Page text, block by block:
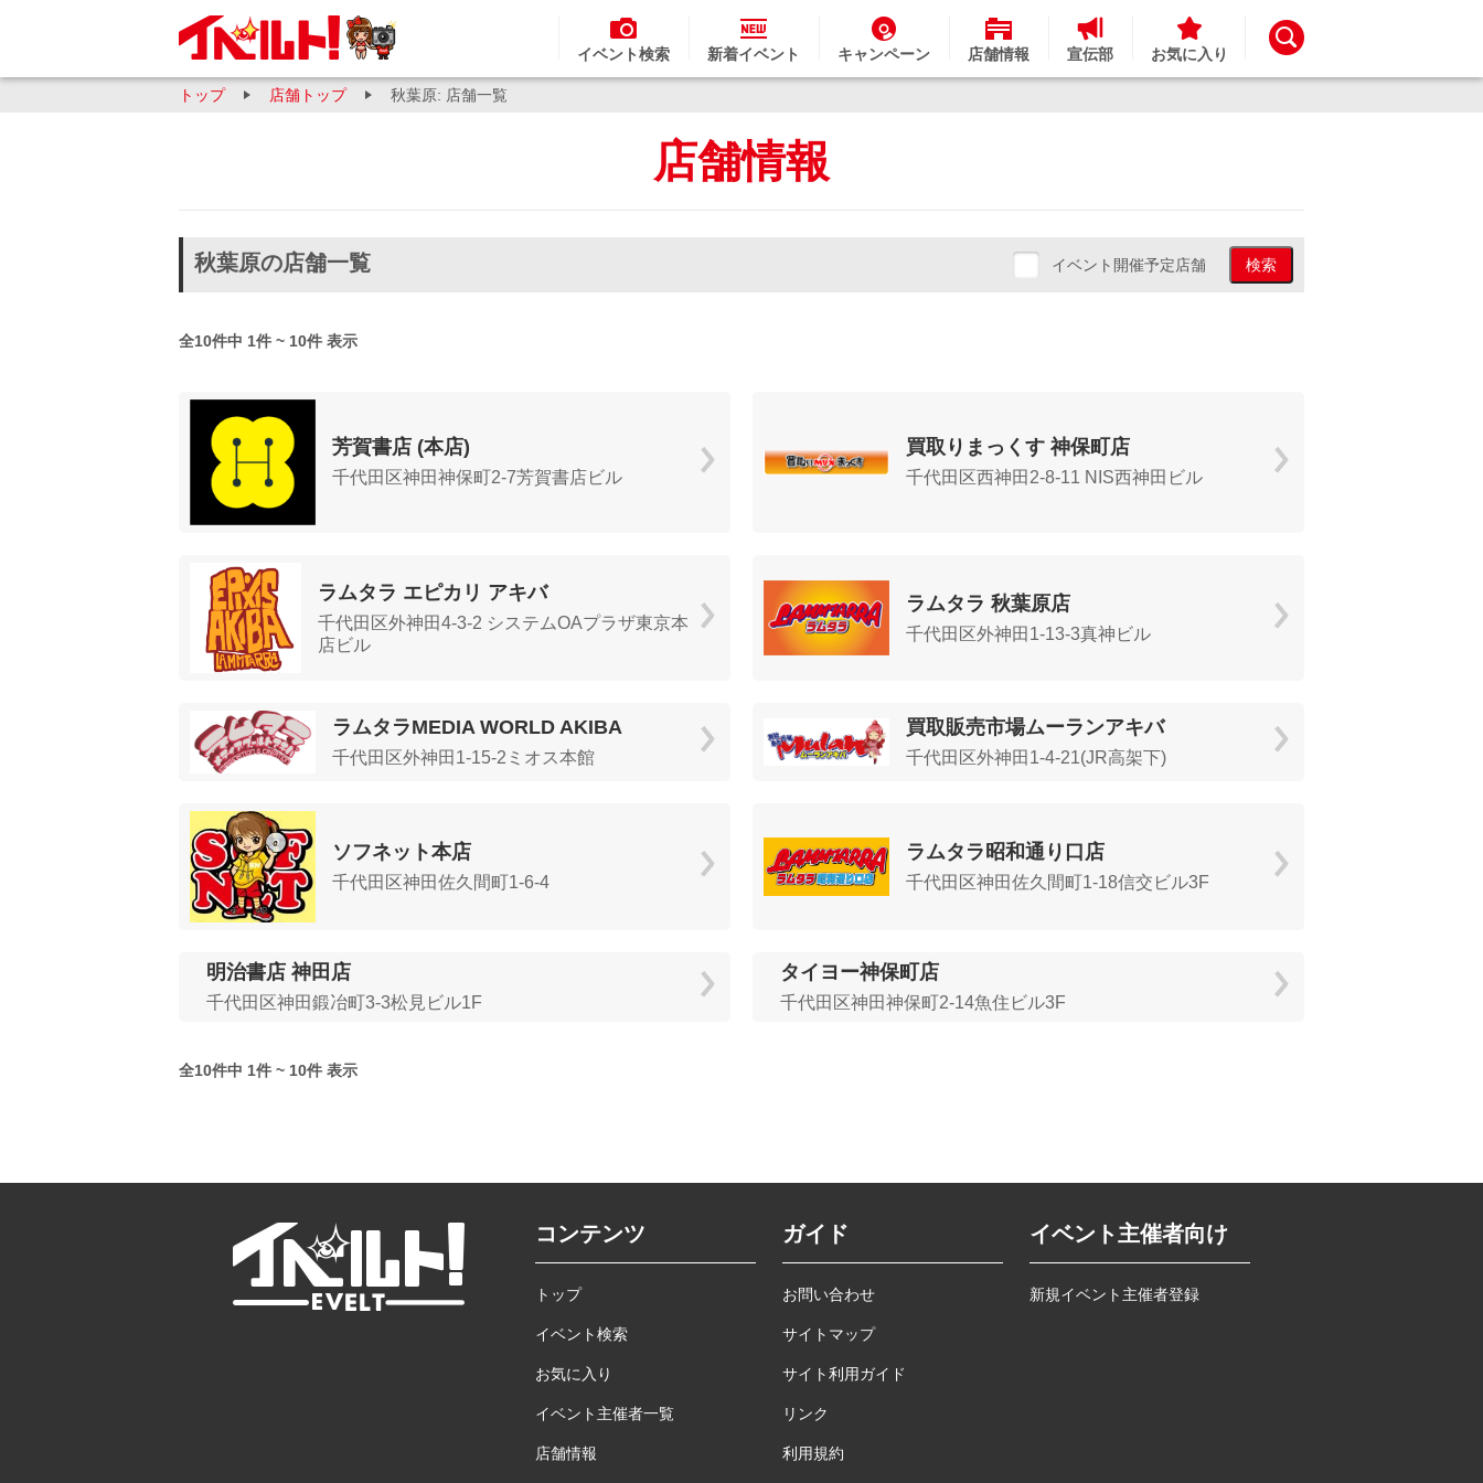
イベント検索 新着イベント キャンペーン 店舗情報 宣伝部 お気に入り
トップ 店舗トップ 秋葉原: 店舗一覧
店舗情報
秋葉原の店舗一覧 イベント開催予定店舗 検索
全10件中 1件 ~ 10件 表示
芳賀書店 (本店)
千代田区神田神保町2-7芳賀書店ビル
買取りまっくす 神保町店
千代田区西神田2-8-11 NIS西神田ビル
ラムタラ エピカリ アキバ
千代田区外神田4-3-2 システムOAプラザ東京本
店ビル
ラムタラ 秋葉原店
千代田区外神田1-13-3真神ビル
ラムタラMEDIA WORLD AKIBA
千代田区外神田1-15-2ミオス本館
買取販売市場ムーランアキバ
千代田区外神田1-4-21(JR高架下)
ソフネット本店
千代田区神田佐久間町1-6-4
ラムタラ昭和通り口店
千代田区神田佐久間町1-18信交ビル3F
明治書店 神田店
千代田区神田鍛冶町3-3松見ビル1F
タイヨー神保町店
千代田区神田神保町2-14魚住ビル3F
全10件中 1件 ~ 10件 表示
コンテンツ
トップ
イベント検索
お気に入り
イベント主催者一覧
店舗情報
ガイド
お問い合わせ
サイトマップ
サイト利用ガイド
リンク
利用規約
イベント主催者向け
新規イベント主催者登録